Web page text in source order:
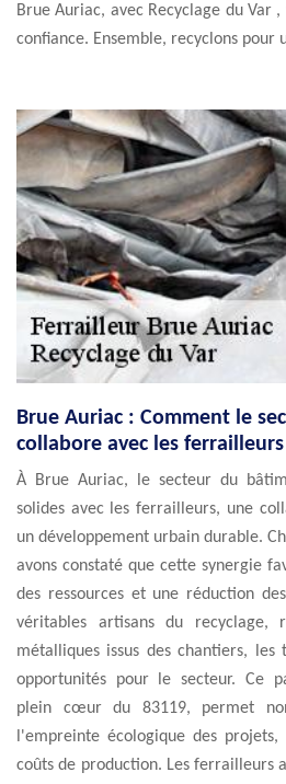
Brue Auriac, avec Recyclage du
confiance. Ensemble, recyclons pour
Brue Auriac : Comment le
collabore avec les ferrailleurs
À Brue Auriac, le secteur du
solides avec les ferrailleurs, une
un développement urbain durable.
avons constaté que cette synergie
des ressources et une réduction
véritables artisans du recyclage,
métalliques issus des chantiers, les
opportunités pour le secteur. Ce
plein cœur du 83119, permet
l'empreinte écologique des
coûts de production. Les ferrailleurs